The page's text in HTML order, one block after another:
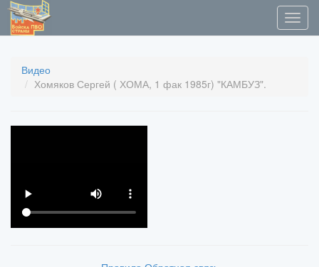
Видео
Хомяков Сергей ( ХОМА, 1 фак 1985г) "КАМБУЗ".